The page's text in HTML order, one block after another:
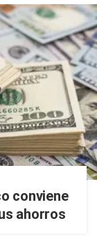
conviene
ahorros